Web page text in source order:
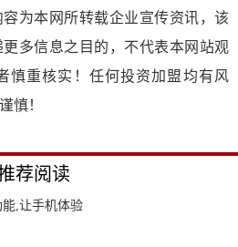
容为本网所转载企业宣传资讯，该
多信息之目的，不代表本网站观
慎重核实！任何投资加盟均有风
慎！
荐阅读
,让手机体验